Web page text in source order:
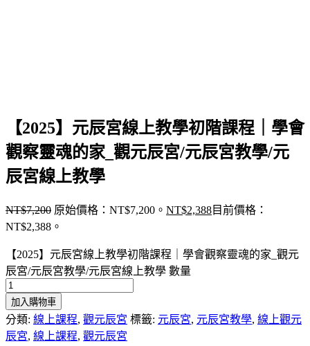
【2025】元辰宮線上教學初階課程｜學會
觀察靈魂的家_觀元辰宮/元辰宮教學/元
辰宮線上教學
NT$7,200 原始價格：NT$7,200。 NT$2,388目前價格：
NT$2,388。
【2025】元辰宮線上教學初階課程｜學會觀察靈魂的家_觀元
辰宮/元辰宮教學/元辰宮線上教學 數量
加入購物車
分類: 線上課程, 觀元辰宮 標籤: 元辰宮, 元辰宮教學, 線上觀元
辰宮, 線上課程, 觀元辰宮